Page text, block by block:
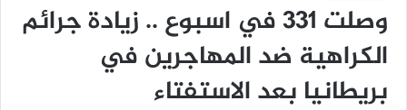
وصلت 331 في اسبوع .. زيادة جرائم
الكراهية ضد المهاجرين في
بريطانيا بعد الاستفتاء